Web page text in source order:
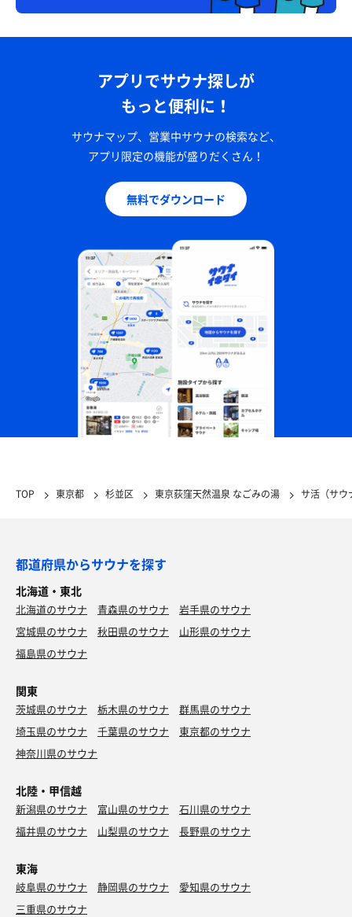
アプリでサウナ探しが
もっと便利に！
サウナマップ、営業中サウナの検索など、
アプリ限定の機能が盛りだくさん！
無料でダウンロード
TOP 東京都 杉並区 東京荻窪天然温泉 なごみの湯 サ活（サウ
都道府県からサウナを探す
北海道・東北
北海道のサウナ 青森県のサウナ
岩手県のサウナ
宮城県のサウナ
秋田県のサウナ
山形県のサウナ
福島県のサウナ
関東
茨城県のサウナ 栃木県のサウナ
群馬県のサウナ
埼玉県のサウナ
千葉県のサウナ
東京都のサウナ
神奈川県のサウナ
北陸・甲信越
新潟県のサウナ 富山県のサウナ
石川県のサウナ
福井県のサウナ
山梨県のサウナ 長野県のサウナ
東海
岐阜県のサウナ 静岡県のサウナ
愛知県のサウナ
三重県のサウナ